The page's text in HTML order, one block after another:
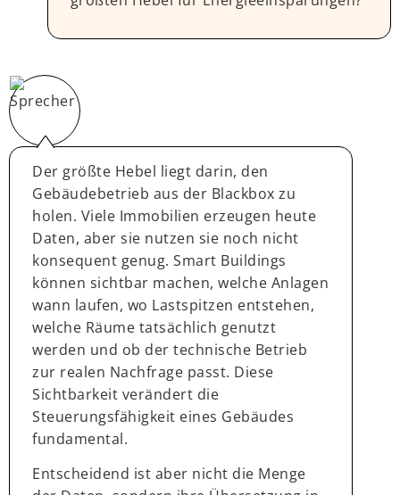
Der größte Hebel liegt darin, den
Gebäudebetrieb aus der Blackbox zu
holen. Viele Immobilien erzeugen heute
Daten, aber sie nutzen sie noch nicht
konsequent genug. Smart Buildings
können sichtbar machen, welche Anlagen
wann laufen, wo Lastspitzen entstehen,
welche Räume tatsächlich genutzt
werden und ob der technische Betrieb
zur realen Nachfrage passt. Diese
Sichtbarkeit verändert die
Steuerungsfähigkeit eines Gebäudes
fundamental.
Entscheidend ist aber nicht die Menge